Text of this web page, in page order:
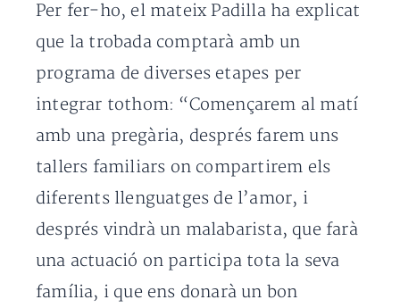
Per fer-ho, el mateix Padilla ha explicat
que la trobada comptarà amb un
programa de diverses etapes per
integrar tothom: “Començarem al matí
amb una pregària, després farem uns
tallers familiars on compartirem els
diferents llenguatges de l’amor, i
després vindrà un malabarista, que farà
una actuació on participa tota la seva
família, i que ens donarà un bon